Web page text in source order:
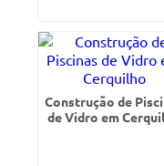
Construção de
de Vidro em